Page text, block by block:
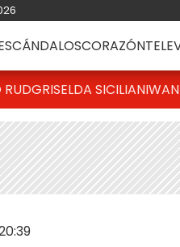
CORAZÓN
RUDGRISELDA SICILIANI